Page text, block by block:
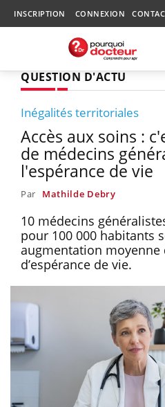
INSCRIPTION CONNEXION
QUESTION D'ACTU
Inégalités territoriales
Accès aux soins :
de médecins
l'espérance de vie
Par Mathilde Debry
10 médecins
pour 100 000 habitants
augmentation moyenne
d’espérance de vie.